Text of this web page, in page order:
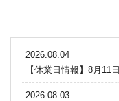
2026.08.04
【休業日情報】8月11
2026.08.03